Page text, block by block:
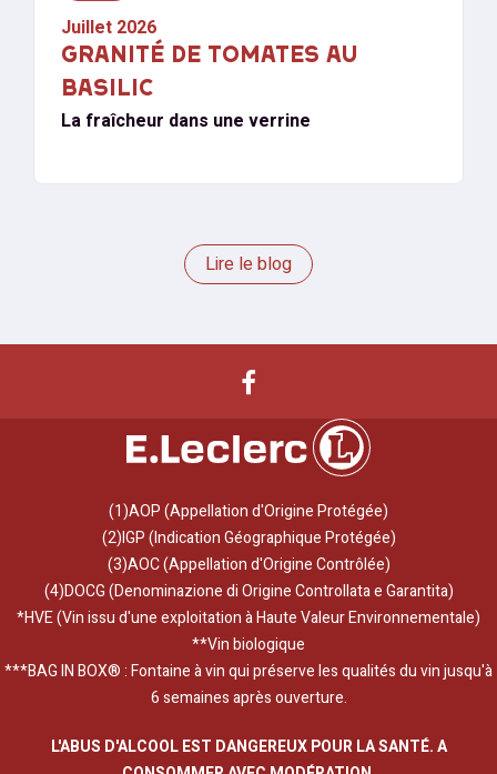
Juillet 2026
GRANITÉ DE TOMATES AU
BASILIC
La fraîcheur dans une verrine
Lire le blog
(1)AOP (Appellation d'Origine Protégée)
(2)IGP (Indication Géographique Protégée)
(3)AOC (Appellation d'Origine Contrôlée)
(4)DOCG (Denominazione di Origine Controllata e Garantita)
*HVE (Vin issu d'une exploitation à Haute Valeur Environnementale)
**Vin biologique
***BAG IN BOX® : Fontaine à vin qui préserve les qualités du vin jusqu'à
6 semaines après ouverture.
L'ABUS D'ALCOOL EST DANGEREUX POUR LA SANTÉ. A